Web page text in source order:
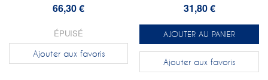
66,30 €
ÉPUISÉ
Ajouter aux favoris
31,80 €
AJOUTER AU PANIER
Ajouter aux favoris